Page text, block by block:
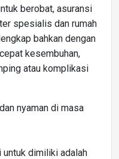
berobat, asuransi
spesialis dan rumah
bahkan dengan
kesembuhan,
atau komplikasi
nyaman di masa
untuk dimiliki adalah